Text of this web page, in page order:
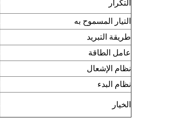
التكرار
التيار المسموح به
طريقة التبريد
عامل الطاقة
نظام الإشعال
نظام البدء
الخيار